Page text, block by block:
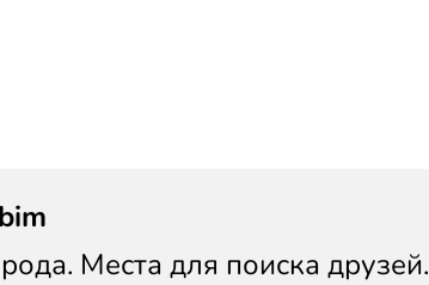
Места для поиска друзей.